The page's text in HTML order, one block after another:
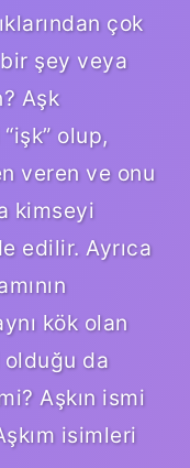
çok
şey veya
Aşk
olup,
veren ve onu
kimseyi
edilir. Ayrıca
kök olan
olduğu da
Aşkın ismi
isimleri